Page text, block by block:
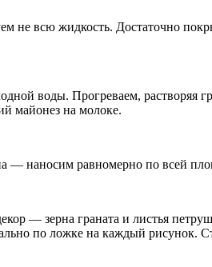
не всю жидкость. Достаточно
воды. Прогреваем, растворяя
майонез на молоке.
— наносим равномерно по всей
— зерна граната и листья
по ложке на каждый рисунок.